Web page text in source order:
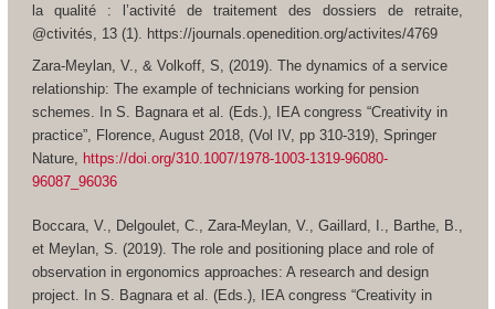
la qualité : l’activité de traitement des dossiers de retraite,
@ctivités, 13 (1).
https://journals.openedition.org/activites/4769
Zara-Meylan, V., & Volkoff, S, (2019). The dynamics of a service
relationship: The example of technicians working for pension
schemes. In S. Bagnara et al. (Eds.),
IEA congress “Creativity in
practice”,
Florence, August 2018, (Vol IV, pp 310-319), Springer
Nature,
https://doi.org/310.1007/1978-1003-1319-96080-
96087_96036
Boccara, V., Delgoulet, C., Zara-Meylan, V., Gaillard, I., Barthe, B.,
et Meylan, S. (2019). The role and positioning place and role of
observation in ergonomics approaches: A research and design
project. In S. Bagnara et al. (Eds.),
IEA congress “Creativity in